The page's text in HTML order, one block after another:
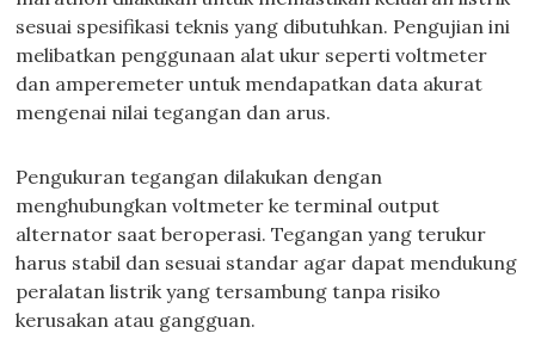
sesuai spesifikasi teknis yang dibutuhkan. Pengujian ini
melibatkan penggunaan alat ukur seperti voltmeter
dan amperemeter untuk mendapatkan data akurat
mengenai nilai tegangan dan arus.
Pengukuran tegangan dilakukan dengan
menghubungkan voltmeter ke terminal output
alternator saat beroperasi. Tegangan yang terukur
harus stabil dan sesuai standar agar dapat mendukung
peralatan listrik yang tersambung tanpa risiko
kerusakan atau gangguan.